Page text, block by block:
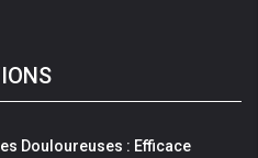
Douloureuses : Efficace